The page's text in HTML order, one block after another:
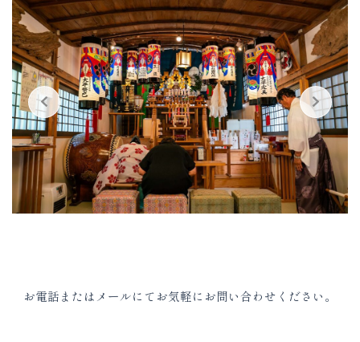
お電話またはメールにてお気軽にお問い合わせください。